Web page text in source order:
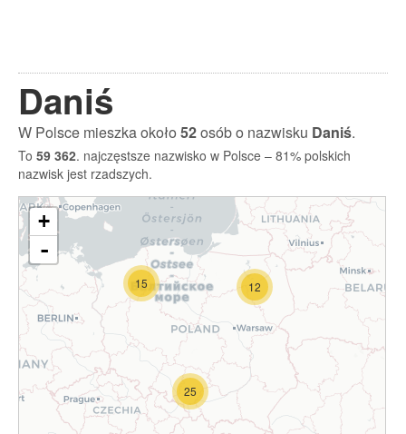
Daniś
W Polsce mieszka około52osób o nazwisku Daniś.
To 59 362. najczęstsze nazwisko w Polsce – 81% polskich
nazwisk jest rzadszych.
12
15
25
+
-